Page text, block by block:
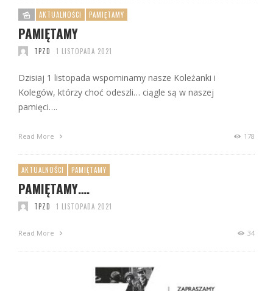
AKTUALNOŚCI PAMIĘTAMY
PAMIĘTAMY
TPZD 1 LISTOPADA 2021
Dzisiaj 1 listopada wspominamy nasze Koleżanki i
Kolegów, którzy choć odeszli… ciągle są w naszej
pamięci….
Read More 178
AKTUALNOŚCI PAMIĘTAMY
PAMIĘTAMY….
TPZD 1 LISTOPADA 2021
Read More 34